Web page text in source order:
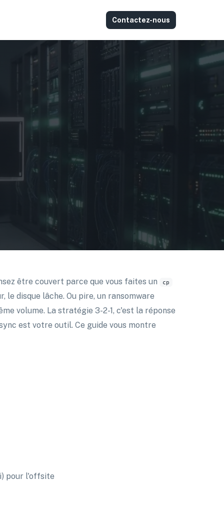
Contactez-nous
être couvert parce que vous faites un cp
le disque lâche. Ou pire, un ransomware
volume. La stratégie 3-2-1, c'est la réponse
est votre outil. Ce guide vous montre
pour l'offsite